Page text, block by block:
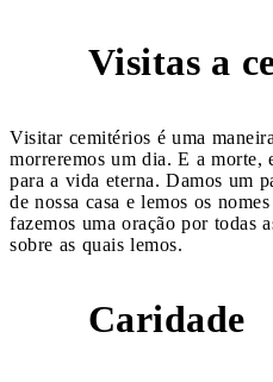
Visitas a
Visitar cemitérios é uma
morreremos um dia. E a morte,
para a vida eterna. Damos um
de nossa casa e lemos os
fazemos uma oração por todas
sobre as quais lemos.
Caridade